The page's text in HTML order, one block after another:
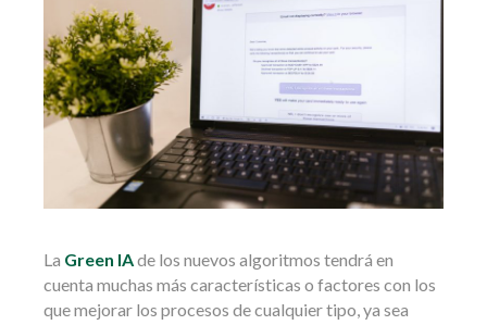
La Green IAde los nuevos algoritmos tendrá en
cuenta muchas más características o factores con los
que mejorar los procesos de cualquier tipo, ya sea